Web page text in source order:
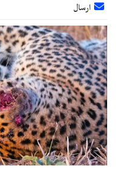
ارسال